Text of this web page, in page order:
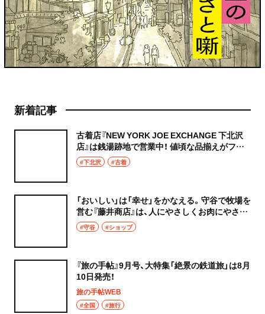
新着記事
古着店『NEW YORK JOE EXCHANGE 下北沢
店』は銭湯跡地で営業中！ 値頃な品揃えがファ
ッションの冒険を可能に
#下北沢 #古着
「おいしい」は「幸せ」をかなえる。守谷で牧場を
営む『藤井商店』は、人にやさしくお肉にやさし
く#守谷 #ショップ
『旅の手帖』9月号、大特集「絶景の鉄道旅」は8月
10日発売！
旅の手帖WEB
#全国 #旅行